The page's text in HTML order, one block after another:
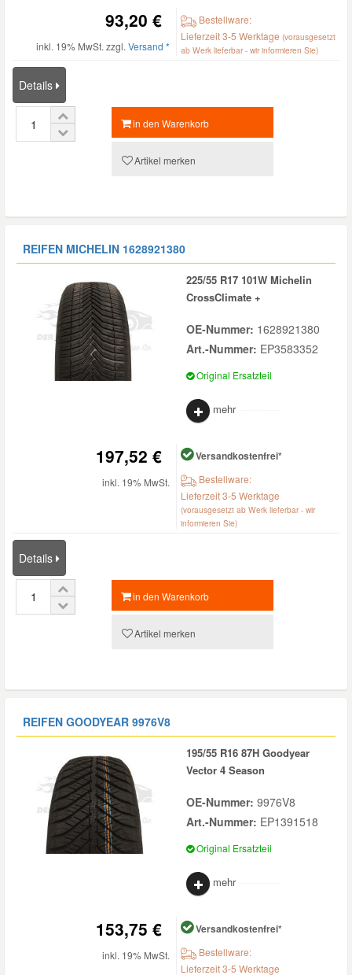
93,20 €
inkl. 19% MwSt. zzgl. Versand *
Bestellware:
Lieferzeit 3-5 Werktage (vorausgesetzt
ab Werk lieferbar - wir informieren Sie)
Details
in den Warenkorb
Artikel merken
REIFEN MICHELIN 1628921380
225/55 R17 101W Michelin
CrossClimate +
OE-Nummer: 1628921380
Art.-Nummer: EP3583352
Original Ersatzteil
mehr
197,52 €
inkl. 19% MwSt.
Versandkostenfrei*
Bestellware:
Lieferzeit 3-5 Werktage
(vorausgesetzt ab Werk lieferbar - wir
informieren Sie)
Details
in den Warenkorb
Artikel merken
REIFEN GOODYEAR 9976V8
195/55 R16 87H Goodyear
Vector 4 Season
OE-Nummer: 9976V8
Art.-Nummer: EP1391518
Original Ersatzteil
mehr
153,75 €
inkl. 19% MwSt.
Versandkostenfrei*
Bestellware:
Lieferzeit 3-5 Werktage